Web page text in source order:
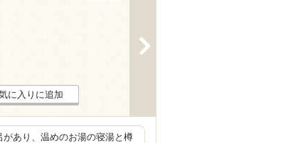
に入りに追加
あり、温めのお湯の寝湯と樽